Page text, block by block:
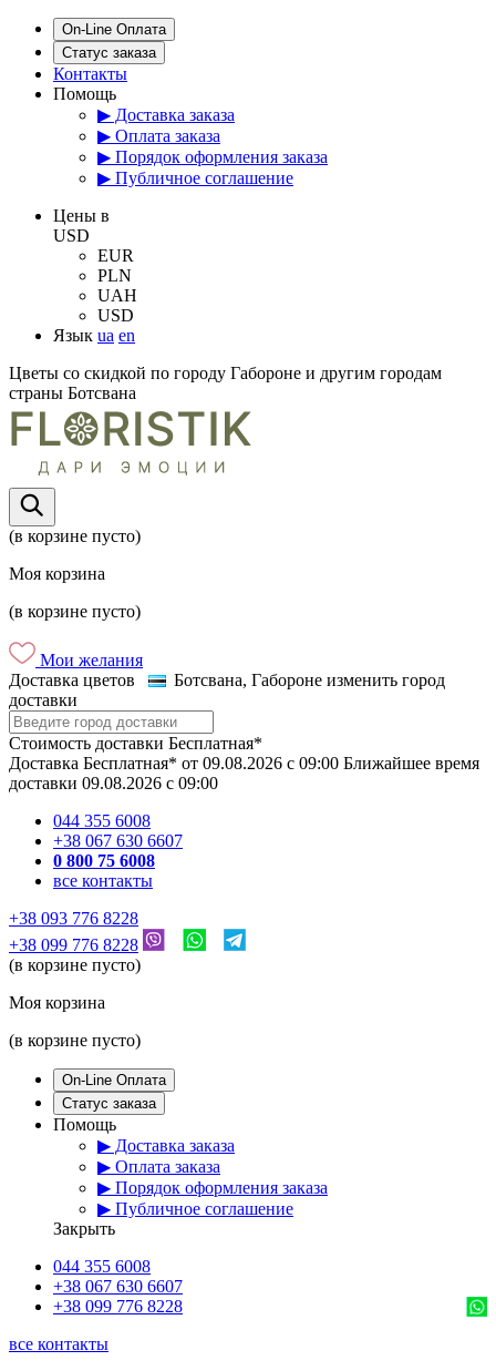
On-Line Оплата
Статус заказа
Контакты
Помощь
▶ Доставка заказа
▶ Оплата заказа
▶ Порядок оформления заказа
▶ Публичное соглашение
Цены в
USD
EUR
PLN
UAH
USD
Язык ua en
Цветы со скидкой по городу Габороне и другим городам
страны Ботсвана
(в корзине пусто)
Моя корзина
(в корзине пусто)
Мои желания
Доставка цветов
Ботсвана, Габороне изменить город
доставки
Стоимость доставки Бесплатная*
Доставка Бесплатная* от 09.08.2026 c 09:00 Ближайшее время
доставки 09.08.2026 c 09:00
044 355 6008
+38 067 630 6607
0 800 75 6008
все контакты
+38 093 776 8228
+38 099 776 8228
(в корзине пусто)
Моя корзина
(в корзине пусто)
On-Line Оплата
Статус заказа
Помощь
▶ Доставка заказа
▶ Оплата заказа
▶ Порядок оформления заказа
▶ Публичное соглашение
Закрыть
044 355 6008
+38 067 630 6607
+38 099 776 8228
все контакты